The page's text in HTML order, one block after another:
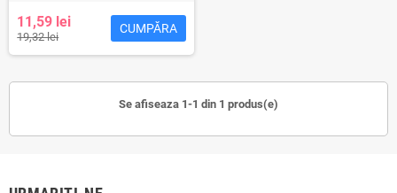
11,59 lei
19,32 lei
CUMPĂRA
Se afiseaza 1-1 din 1 produs(e)